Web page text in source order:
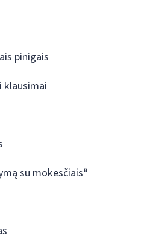
pinigais
klausimai
su mokesčiais“